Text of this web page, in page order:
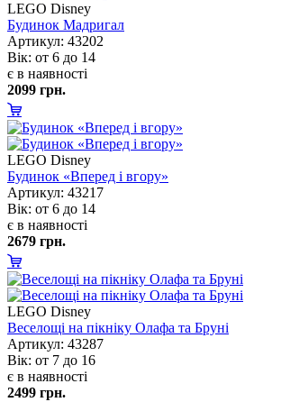
LEGO Disney
Будинок Мадригал
Артикул: 43202
ік: от 6 до 14
є в наявності
2099 грн.
LEGO Disney
Будинок «Вперед і вгору»
Артикул: 43217
ік: от 6 до 14
є в наявності
2679 грн.
LEGO Disney
еселощі на пікніку Олафа та Бруні
Артикул: 43287
ік: от 7 до 16
є в наявності
2499 грн.